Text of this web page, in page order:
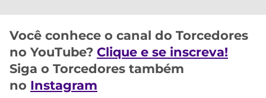
MG
CRUZEIRO
Você conhece o canal do Torcedores
no YouTube? Clique e se inscreva!
Siga o Torcedores também
no Instagram